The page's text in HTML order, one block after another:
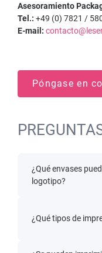
Asesoramiento
Tel.: +49 (0) 7821 /
E-mail:
Póngase en
¿Qué envases
logotipo?
¿Qué tipos de